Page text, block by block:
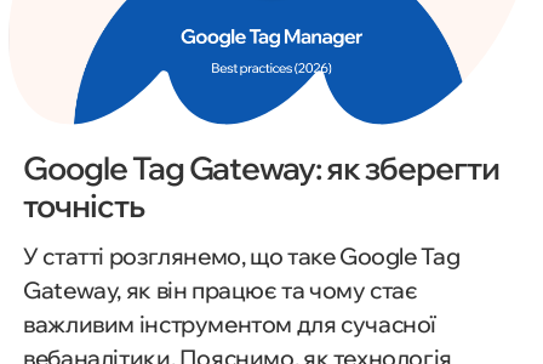
Google Tag Gateway: як зберегти
точність
У статті розглянемо, що таке Google Tag
Gateway, як він працює та чому стає
важливим інструментом для сучасної
вебаналітики. Пояснимо, як технологія